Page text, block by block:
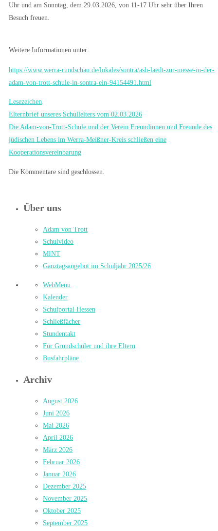
Uhr und am Sonntag, dem 29.03.2026, von 11-17 Uhr sehr über Ihren
Besuch freuen.
Weitere Informationen unter:
https://www.werra-rundschau.de/lokales/sontra/ash-laedt-zur-messe-in-der-
adam-von-trott-schule-in-sontra-ein-94154491.html
Lesezeichen
Elternbrief unseres Schulleiters vom 02.03.2026
Die Adam-von-Trott-Schule und der Verein Freundinnen und Freunde des
jüdischen Lebens im Werra-Meißner-Kreis schließen eine
Kooperationsvereinbarung
Die Kommentare sind geschlossen.
Über uns
Adam von Trott
Schulvideo
MINT
Ganztagsangebot im Schuljahr 2025/26
WebMenu
Kalender
Schulportal Hessen
Schließfächer
Stundentakt
Für Grundschüler und ihre Eltern
Busfahrpläne
Archiv
August 2026
Juni 2026
Mai 2026
April 2026
März 2026
Februar 2026
Januar 2026
Dezember 2025
November 2025
Oktober 2025
September 2025